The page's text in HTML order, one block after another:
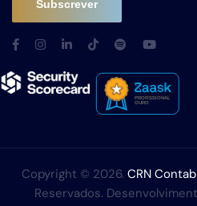
Copyright © 2026. CRN
Reservados.